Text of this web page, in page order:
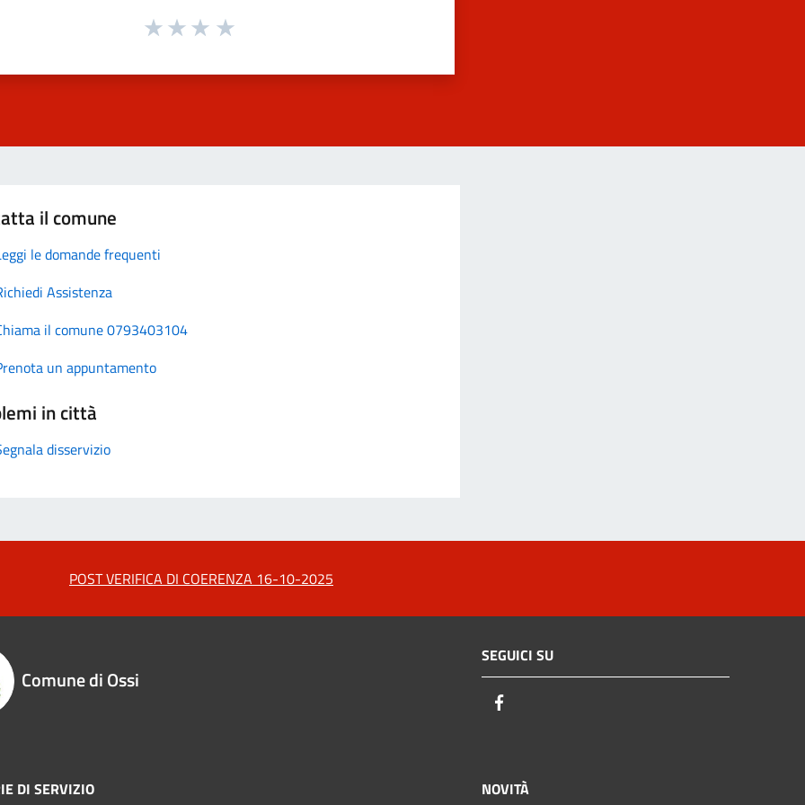
il comune
le domande frequenti
Assistenza
il comune 0793403104
un appuntamento
in città
disservizio
POST VERIFICA DI COERENZA 16-10-2025
Comune di Ossi
SEGUICI SU
DI SERVIZIO NOVITÀ